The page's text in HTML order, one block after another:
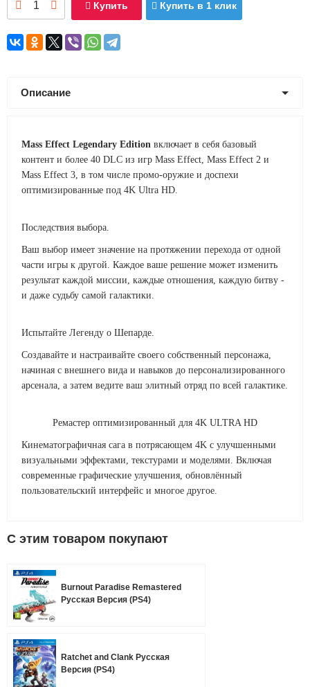
Купить Купить в 1 клик
Описание
Mass Effect Legendary Edition включает в себя базовый
контент и более 40 DLC из игр Mass Effect, Mass Effect 2 и
Mass Effect 3, в том числе промо-оружие и доспехи
оптимизированные под 4K Ultra HD.
Последствия выбора.
Ваш выбор имеет значение на протяжении перехода от одной
части игры к другой. Каждое ваше решение может изменить
результат каждой миссии, каждые отношения, каждую битву -
и даже судьбу самой галактики.
Испытайте Легенду о Шепарде.
Создавайте и настраивайте своего собственный персонажа,
начиная с внешнего вида и навыков до персонализированного
арсенала, а затем ведите ваш элитный отряд по всей галактике.
Ремастер оптимизированный для 4K ULTRA HD
Кинематографичная сага в потрясающем 4K с улучшенными
визуальными эффектами, текстурами и моделями. Включая
современные графические улучшения, обновлённый
пользовательский интерфейс и многое другое.
C этим товаром покупают
Burnout Paradise Remastered
Русская Версия (PS4)
Ratchet and Clank Русская
Версия (PS4)